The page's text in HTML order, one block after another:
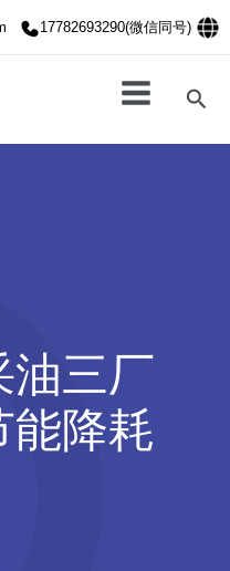
17782693290(微信同号)
搜
索
油三厂
能降耗